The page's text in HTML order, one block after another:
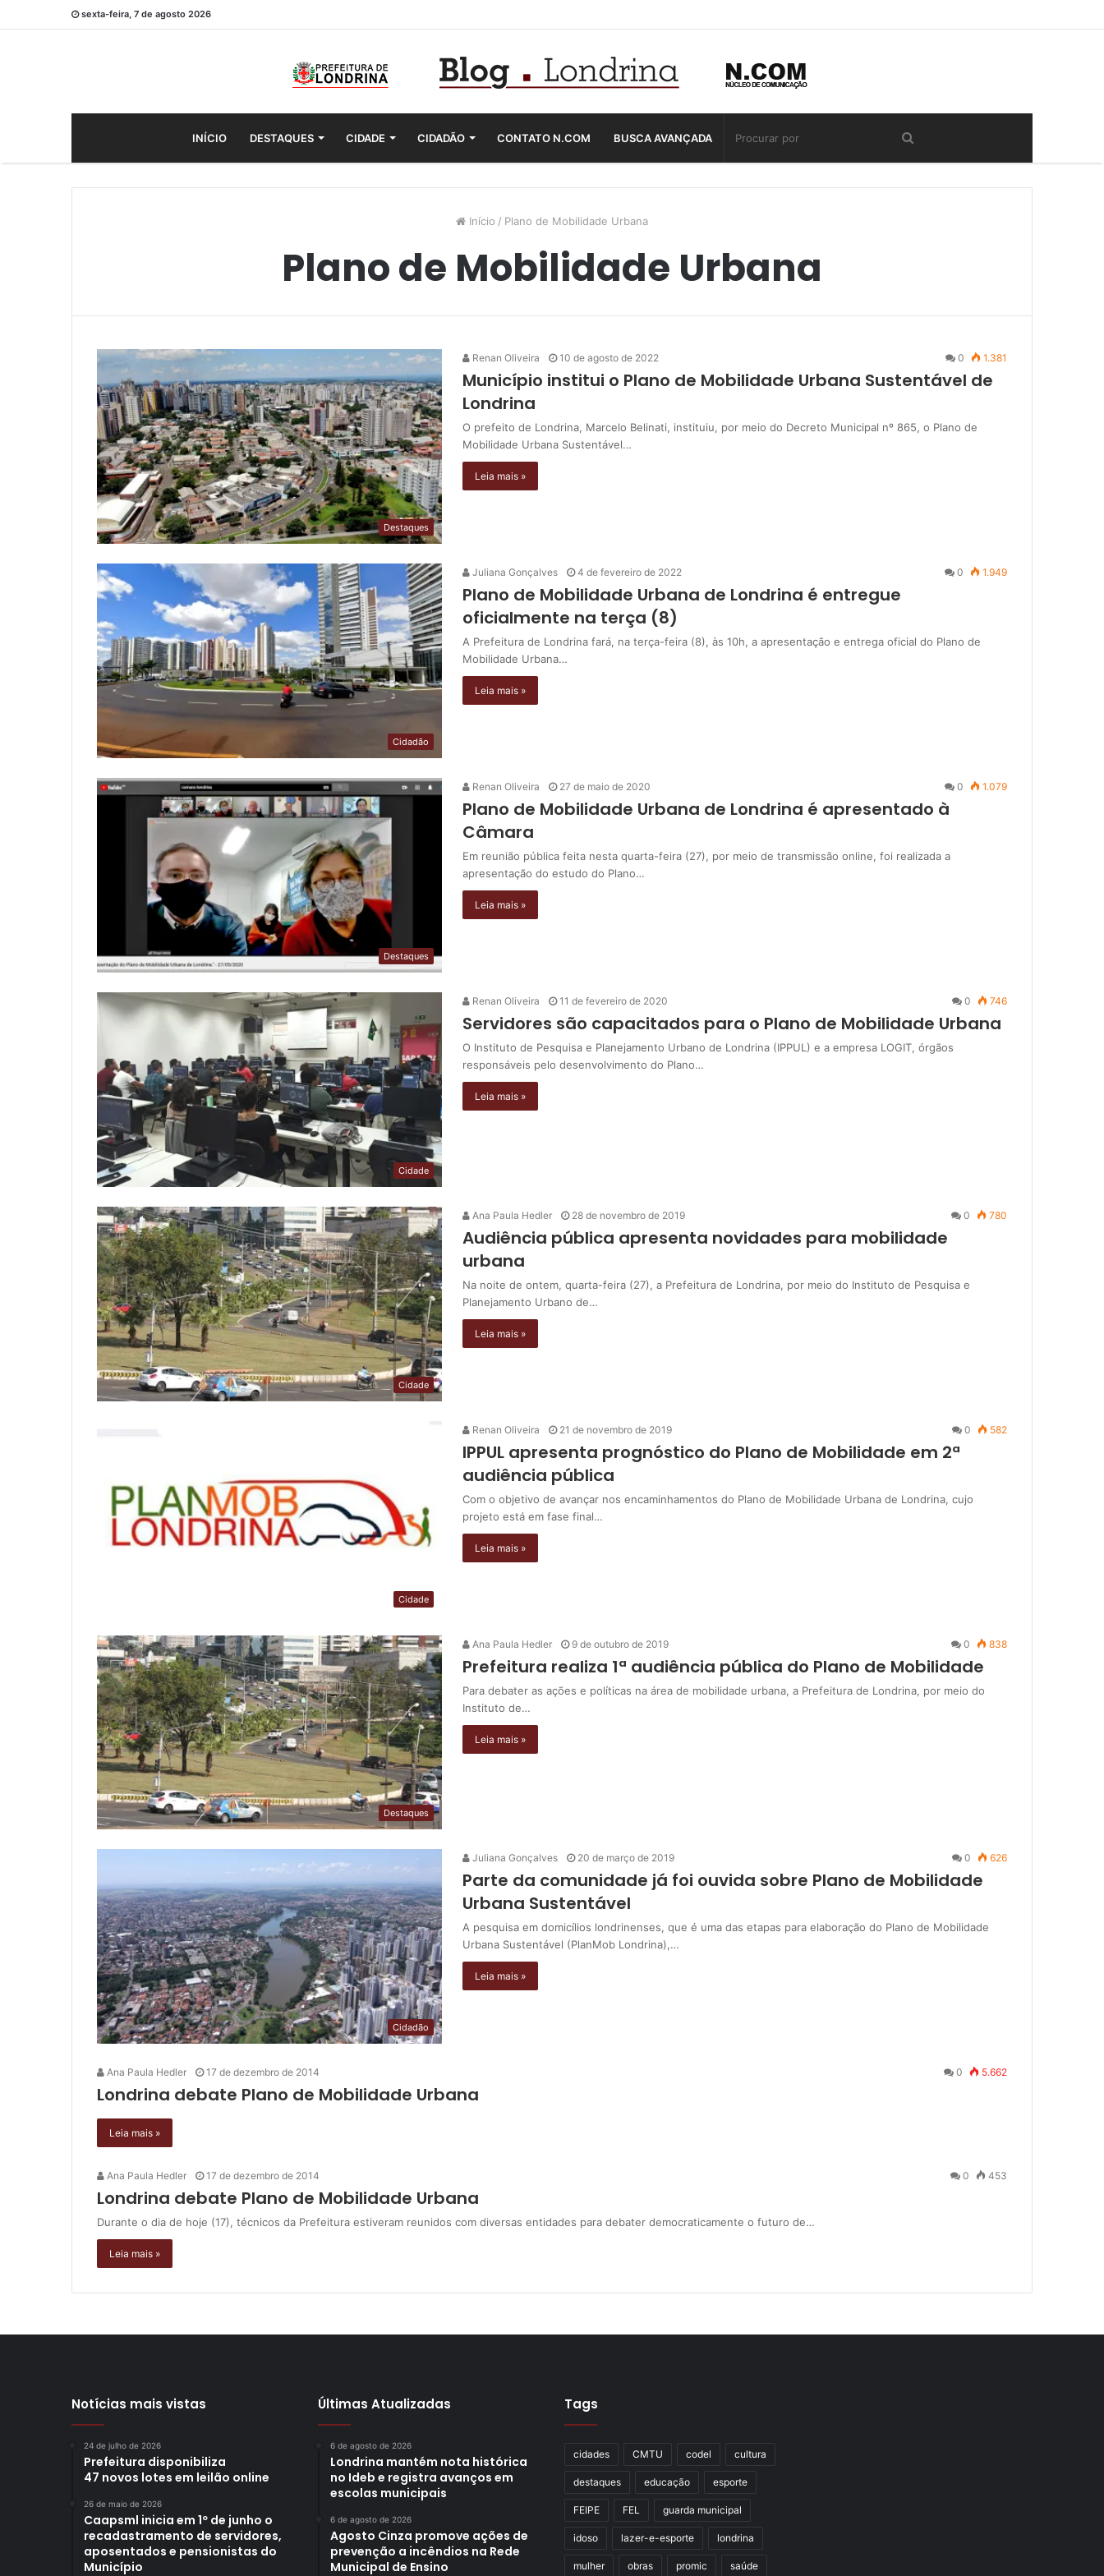
sexta-feira, 7 de agosto 2026
INÍCIO DESTAQUES CIDADE CIDADÃO CONTATO N.COM BUSCA AVANÇADA
Início / Plano de Mobilidade Urbana
Plano de Mobilidade Urbana
Destaques
Renan Oliveira 10 de agosto de 2022 0 1.381
Município institui o Plano de Mobilidade Urbana Sustentável de
Londrina
O prefeito de Londrina, Marcelo Belinati, instituiu, por meio do Decreto Municipal nº 865, o Plano de
Mobilidade Urbana Sustentável…
Leia mais »
Cidadão
Juliana Gonçalves 4 de fevereiro de 2022 0 1.949
Plano de Mobilidade Urbana de Londrina é entregue
oficialmente na terça (8)
A Prefeitura de Londrina fará, na terça-feira (8), às 10h, a apresentação e entrega oficial do Plano de
Mobilidade Urbana…
Leia mais »
Destaques
Renan Oliveira 27 de maio de 2020 0 1.079
Plano de Mobilidade Urbana de Londrina é apresentado à
Câmara
Em reunião pública feita nesta quarta-feira (27), por meio de transmissão online, foi realizada a
apresentação do estudo do Plano…
Leia mais »
Cidade
Renan Oliveira 11 de fevereiro de 2020 0 746
Servidores são capacitados para o Plano de Mobilidade Urbana
O Instituto de Pesquisa e Planejamento Urbano de Londrina (IPPUL) e a empresa LOGIT, órgãos
responsáveis pelo desenvolvimento do Plano…
Leia mais »
Cidade
Ana Paula Hedler 28 de novembro de 2019 0 780
Audiência pública apresenta novidades para mobilidade
urbana
Na noite de ontem, quarta-feira (27), a Prefeitura de Londrina, por meio do Instituto de Pesquisa e
Planejamento Urbano de…
Leia mais »
Cidade
Renan Oliveira 21 de novembro de 2019 0 582
IPPUL apresenta prognóstico do Plano de Mobilidade em 2ª
audiência pública
Com o objetivo de avançar nos encaminhamentos do Plano de Mobilidade Urbana de Londrina, cujo
projeto está em fase final…
Leia mais »
Destaques
Ana Paula Hedler 9 de outubro de 2019 0 838
Prefeitura realiza 1ª audiência pública do Plano de Mobilidade
Para debater as ações e políticas na área de mobilidade urbana, a Prefeitura de Londrina, por meio do
Instituto de…
Leia mais »
Cidadão
Juliana Gonçalves 20 de março de 2019 0 626
Parte da comunidade já foi ouvida sobre Plano de Mobilidade
Urbana Sustentável
A pesquisa em domicílios londrinenses, que é uma das etapas para elaboração do Plano de Mobilidade
Urbana Sustentável (PlanMob Londrina),…
Leia mais »
Ana Paula Hedler 17 de dezembro de 2014 0 5.662
Londrina debate Plano de Mobilidade Urbana
Leia mais »
Ana Paula Hedler 17 de dezembro de 2014 0 453
Londrina debate Plano de Mobilidade Urbana
Durante o dia de hoje (17), técnicos da Prefeitura estiveram reunidos com diversas entidades para debater democraticamente o futuro de…
Leia mais »
Notícias mais vistas
24 de julho de 2026
Prefeitura disponibiliza
47 novos lotes em leilão online
26 de maio de 2026
Caapsml inicia em 1º de junho o
recadastramento de servidores,
aposentados e pensionistas do
Município
Últimas Atualizadas
6 de agosto de 2026
Londrina mantém nota histórica
no Ideb e registra avanços em
escolas municipais
6 de agosto de 2026
Agosto Cinza promove ações de
prevenção a incêndios na Rede
Municipal de Ensino
Tags
cidades CMTU codel cultura
destaques educação esporte
FEIPE FEL guarda municipal
idoso lazer-e-esporte londrina
mulher obras promic saúde